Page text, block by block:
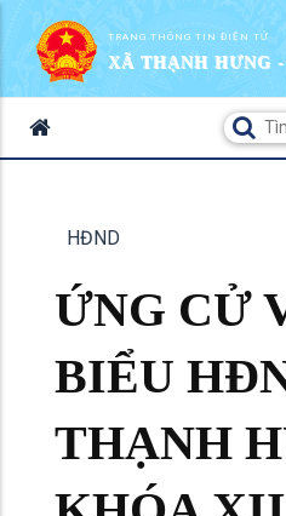
TRANG THÔNG TIN ĐIỆN TỬ
XÃ THẠNH HƯNG
HĐND
ỨNG CỬ
BIỂU
THẠNH